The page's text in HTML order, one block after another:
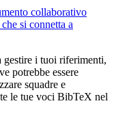
collaborativo
si connetta a
gestire i tuoi riferimenti,
potrebbe essere
squadre e
le tue voci BibTeX nel